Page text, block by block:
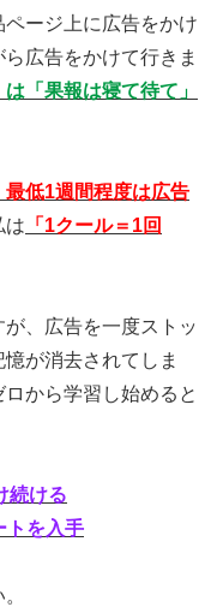
ージ上に広告をかけ
広告をかけて行きま
「果報は寝て待て」
低1週間程度は広告
は 「1クール＝1回
、広告を一度ストッ
が消去されてしま
から学習し始めると
続ける
トを入手